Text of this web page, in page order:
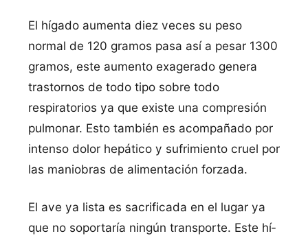
El hí­gado aumenta diez veces su peso
normal de 120 gramos pasa así­ a pesar 1300
gramos, este aumento exagerado genera
trastornos de todo tipo sobre todo
respiratorios ya que existe una compresión
pulmonar. Esto también es acompañado por
intenso dolor hepático y sufrimiento cruel por
las maniobras de alimentación forzada.
El ave ya lista es sacrificada en el lugar ya
que no soportarí­a ningún transporte. Este hí­